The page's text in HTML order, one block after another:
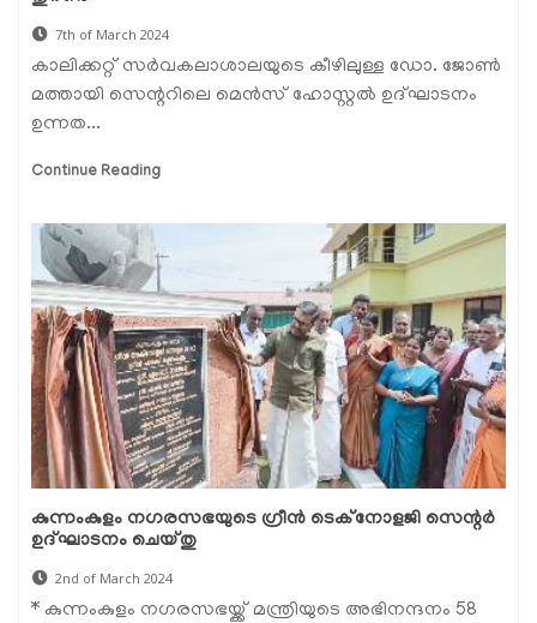
7th of March 2024
കാലിക്കറ്റ് സര്‍വകലാശാലയുടെ കീഴിലുള്ള ഡോ. ജോണ്‍
മത്തായി സെന്ററിലെ മെന്‍സ് ഹോസ്റ്റല്‍ ഉദ്ഘാടനം
ഉന്നത...
Continue Reading
കുന്നംകുളം നഗരസഭയുടെ ഗ്രീന്‍ ടെക്‌നോളജി സെന്റർ
ഉദ്ഘാടനം ചെയ്തു
2nd of March 2024
* കുന്നംകുളം നഗരസഭയ്ക്ക് മന്ത്രിയുടെ അഭിനന്ദനം 58